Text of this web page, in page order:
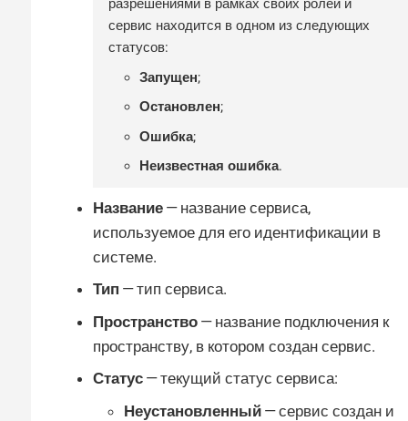
разрешениями в рамках своих ролей и
сервис находится в одном из следующих
статусов:
Запущен;
Остановлен;
Ошибка;
Неизвестная ошибка.
Название — название сервиса,
используемое для его идентификации в
системе.
Тип — тип сервиса.
Пространство — название подключения к
пространству, в котором создан сервис.
Статус — текущий статус сервиса:
Неустановленный — сервис создан и